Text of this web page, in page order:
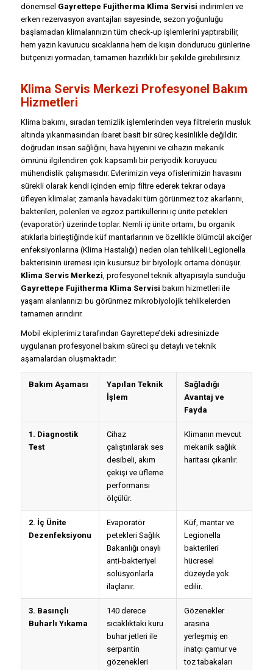
dönemsel Gayrettepe Fujitherma Klima Servisi indirimleri ve
erken rezervasyon avantajları sayesinde, sezon yoğunluğu
başlamadan klimalarınızın tüm check-up işlemlerini yaptırabilir,
hem yazın kavurucu sıcaklarına hem de kışın dondurucu günlerine
bütçenizi yormadan, tamamen hazırlıklı bir şekilde girebilirsiniz.
Klima Servis Merkezi Profesyonel Bakım
Hizmetleri
Klima bakımı, sıradan temizlik işlemlerinden veya filtrelerin musluk
altında yıkanmasından ibaret basit bir süreç kesinlikle değildir;
doğrudan insan sağlığını, hava hijyenini ve cihazın mekanik
ömrünü ilgilendiren çok kapsamlı bir periyodik koruyucu
mühendislik çalışmasıdır. Evlerimizin veya ofislerimizin havasını
sürekli olarak kendi içinden emip filtre ederek tekrar odaya
üfleyen klimalar, zamanla havadaki tüm görünmez toz akarlarını,
bakterileri, polenleri ve egzoz partiküllerini iç ünite petekleri
(evaporatör) üzerinde toplar. Nemli iç ünite ortamı, bu organik
atıklarla birleştiğinde küf mantarlarının ve özellikle ölümcül akciğer
enfeksiyonlarına (Klima Hastalığı) neden olan tehlikeli Legionella
bakterisinin üremesi için kusursuz bir biyolojik ortama dönüşür.
Klima Servis Merkezi, profesyonel teknik altyapısıyla sunduğu
Gayrettepe Fujitherma Klima Servisi bakım hizmetleri ile
yaşam alanlarınızı bu görünmez mikrobiyolojik tehlikelerden
tamamen arındırır.
Mobil ekiplerimiz tarafından Gayrettepe’deki adresinizde
uygulanan profesyonel bakım süreci şu detaylı ve teknik
aşamalardan oluşmaktadır:
Bakım Aşaması
Yapılan Teknik
İşlem
Sağladığı
Avantaj ve
Fayda
1. Diagnostik
Test
Cihaz
çalıştırılarak ses
desibeli, akım
çekişi ve üfleme
performansı
ölçülür.
Klimanın mevcut
mekanik sağlık
haritası çıkarılır.
2. İç Ünite
Dezenfeksiyonu
Evaporatör
petekleri Sağlık
Bakanlığı onaylı
anti-bakteriyel
solüsyonlarla
ilaçlanır.
Küf, mantar ve
Legionella
bakterileri
hücresel
düzeyde yok
edilir.
3. Basınçlı
Buharlı Yıkama
140 derece
sıcaklıktaki kuru
buhar jetleri ile
serpantin
gözenekleri
Gözenekler
arasına
yerleşmiş en
inatçı çamur ve
toz tabakaları